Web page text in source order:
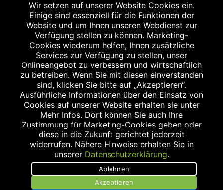
Abgabe in haushaltsüblichen Mengen, solange der Vorrat reicht. Für Druck-
und Satzfehler keine Haftung.
Zu Risiken und Nebenwirkungen lesen Sie die Packungsbeilage und fragen
Sie Ihren Arzt oder Apotheker.
Angabe nach der deutschen Arzneimitteltaxe Apothekenerstattungspreis
(AEP). Der AEP ist keine unverbindliche Preisempfehlung der Hersteller. Der
AEP ist ein von den Apotheken in Ansatz gebrachter Preis für rezeptfreie
Arzneimittel. Er entspricht in der Höhe dem für Apotheken verbindlichen
Abgabepreis, zu dem eine Apotheke in bestimmten Fällen (z.B. bei Kindern
unter 12 Jahren) das Produkt mit der gesetzlichen Krankenversicherung
abrechnet. Der AEP ist der allgemeine Erstattungspreis im Falle einer
Kostenübernahme durch die gesetzlichen Krankenkassen, vor Abzug eines
Zwangsrabattes (zur Zeit 5%) nach §130 Abs. 1 SGB V.
Unverbindliche Preisempfehlung des Herstellers (UVP).
powered by apovena.de
Wir setzen auf unserer Website Cookies ein.
Einige sind essenziell für die Funktionen der
Website und um Ihnen unseren Webdienst zur
Verfügung stellen zu können. Marketing-
Cookies wiederum helfen, Ihnen zusätzliche
Services zur Verfügung zu stellen, unser
Onlineangebot zu verbessern und wirtschaftlich
zu betreiben. Wenn Sie mit diesen einverstanden
sind, klicken Sie bitte auf „Akzeptieren“.
Ausführliche Informationen über den Einsatz von
Cookies auf unserer Website erhalten sie unter
Mehr Infos. Dort können Sie auch Ihre
Zustimmung für Marketing-Cookies geben oder
diese in die Zukunft gerichtet jederzeit
widerrufen. Nähere Hinweise erhalten Sie in
unserer Datenschutzerklärung.
Ablehnen
Akzeptieren